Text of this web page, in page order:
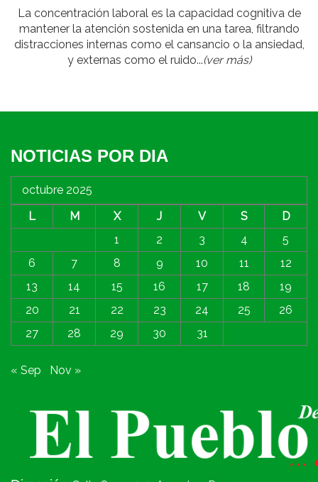
La concentración laboral es la capacidad cognitiva de
mantener la atención sostenida en una tarea, filtrando
distracciones internas como el cansancio o la ansiedad,
y externas como el ruido...(ver más)
NOTICIAS POR DIA
octubre 2025
L
M X J V S
D
1
2 3 4
5
6
7 8 9 10 11
12
13
14 15 16 17 18
19
20
21 22 23 24 25
26
27
28 29 30 31
« Sep Nov »